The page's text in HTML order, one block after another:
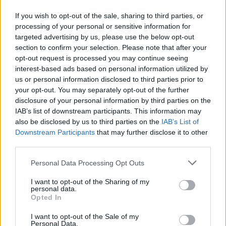
If you wish to opt-out of the sale, sharing to third parties, or
processing of your personal or sensitive information for
targeted advertising by us, please use the below opt-out
section to confirm your selection. Please note that after your
opt-out request is processed you may continue seeing
interest-based ads based on personal information utilized by
us or personal information disclosed to third parties prior to
your opt-out. You may separately opt-out of the further
disclosure of your personal information by third parties on the
IAB’s list of downstream participants. This information may
also be disclosed by us to third parties on the IAB’s List of
Downstream Participants that may further disclose it to other
Personal Data Processing Opt Outs
I want to opt-out of the Sharing of my
personal data.
Opted In
I want to opt-out of the Sale of my
Personal Data.
Η θερμοκρασία θα παρουσιάσει αισθητή διαφορά
μεταξύ πρωινών και μεσημβρινών ωρών. Νωρίς το
πρωί η αίσθηση της ψύχρας θα είναι έντονη
κυρίως στα κεντρικά, βόρεια και ορεινά τμήματα,
ενώ το μεσημέρι ο υδράργυρος θα ανεβαίνει
κοντά στους 27 με 28 βαθμούς Κελσίου σε
ηπειρωτικές περιοχές, όπως η Θεσσαλία και η
βόρεια Πελοπόννησος.
Καιρός: Παρασκευή έως Κυριακή η
κορύφωση της κακοκαιρίας
Η αστάθεια θα ενταθεί την Πέμπτη και κυρίως την
Παρασκευή, καθώς πιο ψυχρές αέριες μάζες θα
επηρεάσουν μεγαλύτερο τμήμα της χώρας. Το